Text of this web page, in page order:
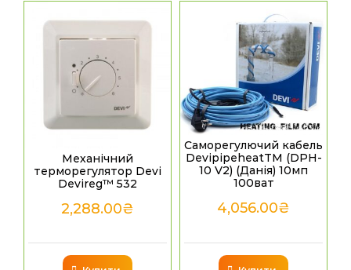
Механічний
терморегулятор Devi
Devireg™ 532
2,288.00₴
Саморегулючий кабель
DevipipeheatТМ (DPH-
10 V2) (Данія) 10мп
100ват
4,056.00₴